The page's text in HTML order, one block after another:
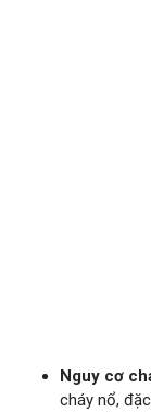
Nguy cơ
cháy nổ,